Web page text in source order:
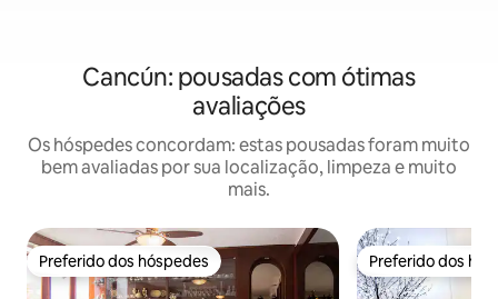
Cancún: pousadas com ótimas
avaliações
Os hóspedes concordam: estas pousadas foram muito
bem avaliadas por sua localização, limpeza e muito
mais.
Preferido dos hóspedes
Preferido dos hóspedes Preferido dos
Preferido dos